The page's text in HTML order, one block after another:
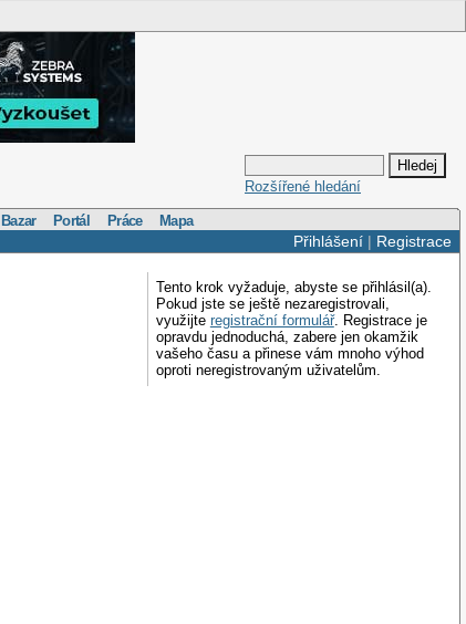
Rozšířené hledání
Bazar Portál Práce Mapa
Přihlášení| Registrace
Tento krok vyžaduje, abyste se přihlásil(a).
Pokud jste se ještě nezaregistrovali,
využijte registrační formulář. Registrace je
opravdu jednoduchá, zabere jen okamžik
vašeho času a přinese vám mnoho výhod
oproti neregistrovaným uživatelům.